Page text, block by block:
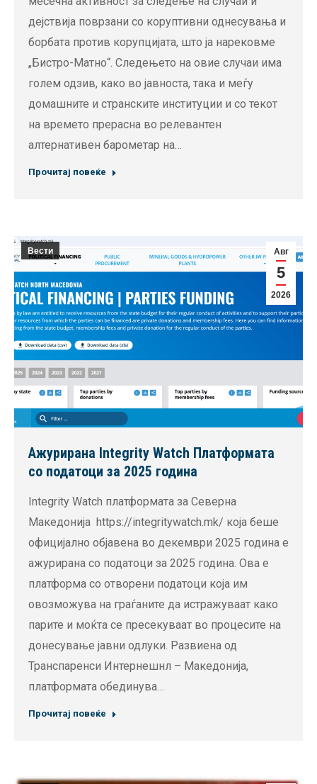
дејствија поврзани со коруптивни однесувања и
борбата против корупцијата, што ја нарековме
„Бистро-Матно“. Следењето на овие случаи има
голем одзив, како во јавноста, така и меѓу
домашните и странските институции и со текот
на времето прерасна во релевантен
алтернативен барометар на…
Прочитај повеќе
Авг
5
2026
Вести
Ажурирана Integrity Watch Платформата
со податоци за 2025 година
Integrity Watch платформата за Северна
Македонија https://integritywatch.mk/ која беше
официјално објавена во декември 2025 година е
ажурирана со податоци за 2025 година. Ова е
платформа со отворени податоци која им
овозможува на граѓаните да истражуваат како
парите и моќта се пресекуваат во процесите на
донесување јавни одлуки. Развиена од
Транспаренси Интернешнл – Македонија,
платформата обединува…
Прочитај повеќе